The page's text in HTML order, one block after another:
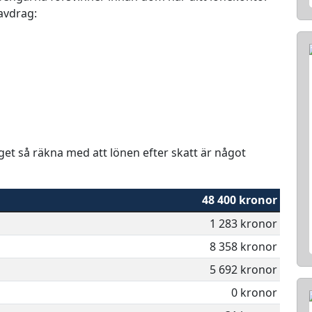
så räkna med att lönen efter skatt är något
48 400 kronor
1 283 kronor
8 358 kronor
5 692 kronor
0 kronor